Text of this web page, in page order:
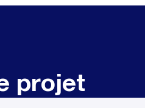
projet